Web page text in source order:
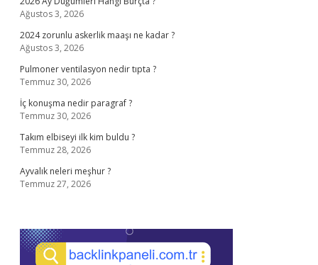
Ağustos 3, 2026
2024 zorunlu askerlik maaşı ne kadar ?
Ağustos 3, 2026
Pulmoner ventilasyon nedir tıpta ?
Temmuz 30, 2026
İç konuşma nedir paragraf ?
Temmuz 30, 2026
Takım elbiseyi ilk kim buldu ?
Temmuz 28, 2026
Ayvalık neleri meşhur ?
Temmuz 27, 2026